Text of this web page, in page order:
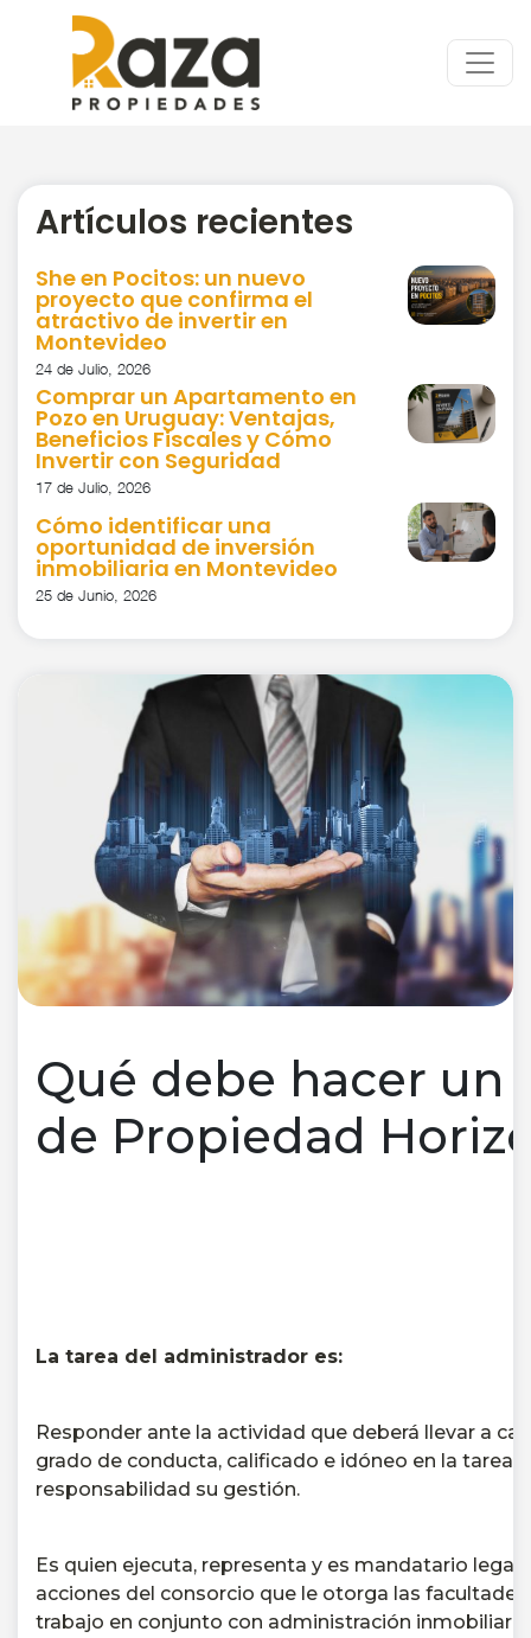
Qué debe hacer un
de Propiedad
La tarea del administrador es:
Responder ante la actividad que deberá llevar a
grado de conducta, calificado e idóneo en la tarea.
responsabilidad su gestión.
Es quien ejecuta, representa y es mandatario
acciones del consorcio que le otorga las
trabajo en conjunto con administración
Artículos recientes
She en Pocitos: un nuevo
proyecto que confirma el
atractivo de invertir en
Montevideo
24 de Julio, 2026
Comprar un Apartamento en
Pozo en Uruguay: Ventajas,
Beneficios Fiscales y Cómo
Invertir con Seguridad
17 de Julio, 2026
Cómo identificar una
oportunidad de inversión
inmobiliaria en Montevideo
25 de Junio, 2026